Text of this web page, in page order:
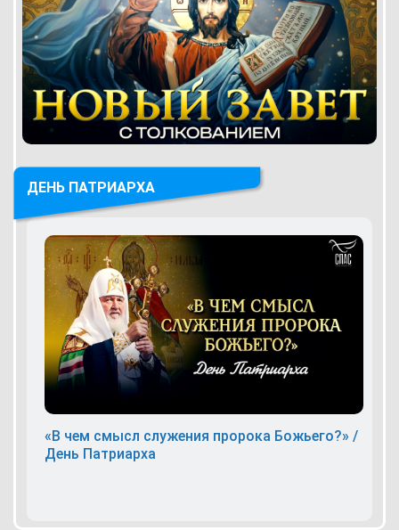
ДЕНЬ ПАТРИАРХА
«В чем смысл служения пророка Божьего?» /
День Патриарха